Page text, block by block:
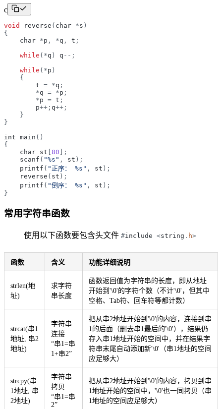
c
void reverse ( char *s )
{
char *p , *q , t ;
while ( *q ) q - - ;
while ( *p )
{
t = *q ;
*q = *p ;
*p = t ;
p++ ; q++ ;
}
}
int main ( )
{
char st [ 80 ] ;
scanf ( "%s " , st ) ;
printf ( " 正序： %s " , st ) ;
reverse ( st ) ;
printf ( "倒序： %s " , st ) ;
}
常用字符串函数
使用以下函数要包含头文件 #include <string . h>
函数 含义 功能详细说明
strlen(地
址)
求字符
串长度
函数返回值为字符串的长度，即从地址
开始到'\0'的字符个数（不计'\0'，但其中
空格、Tab符、回车符等都计数）
strcat(串1
地址, 串2
地址)
字符串
连接
“串1=串
1+串2”
把从串2地址开始到'\0'的内容，连接到串
1的后面（删去串1最后的'\0'），结果仍
存入串1地址开始的空间中，并在结果字
符串末尾自动添加新'\0'（串1地址的空间
应足够大）
strcpy(串
1地址, 串
2地址)
字符串
拷贝
“串1=串
2”
把从串2地址开始到'\0'的内容，拷贝到串
1地址开始的空间中，'\0'也一同拷贝（串
1地址的空间应足够大）